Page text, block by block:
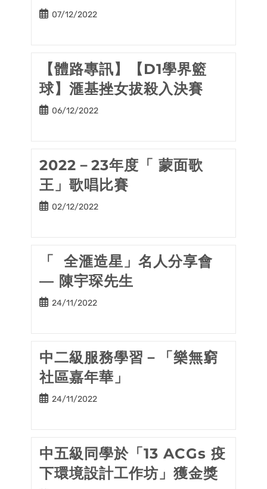
Post07/12/2022
【體路專訊】【D1學界籃
球】滙基挫女拔殺入決賽
Post06/12/2022
2022－23年度「 蒙面歌
王」歌唱比賽
Post02/12/2022
「 全滙造星」名人分享會
— 陳宇琛先生
Post24/11/2022
中二級服務學習－「樂無窮
社區嘉年華」
Post24/11/2022
中五級同學於「13 ACGs 疫
下環境設計工作坊」獲金獎